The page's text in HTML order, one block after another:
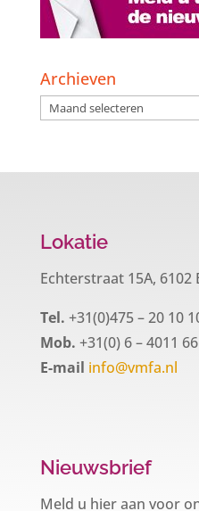
Archieven
Archieven
Lokatie
Echterstraat 15A, 6102
Tel. +31(0)475 – 20 10
Mob. +31(0) 6 – 4011
E-mail info@vmfa.nl
Nieuwsbrief
Meld u hier aan voor